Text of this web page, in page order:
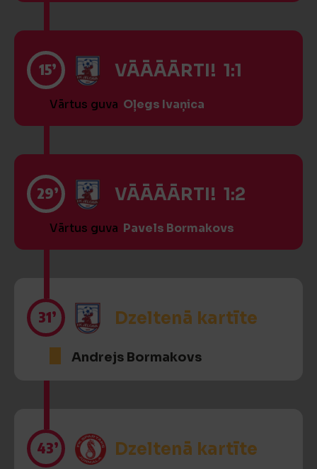
15’ VĀĀĀĀRTI! 1:1
Vārtus guva Oļegs Ivaņica
29’ VĀĀĀĀRTI! 1:2
Vārtus guva Pavels Bormakovs
31’ Dzeltenā kartīte
Andrejs Bormakovs
43’ Dzeltenā kartīte